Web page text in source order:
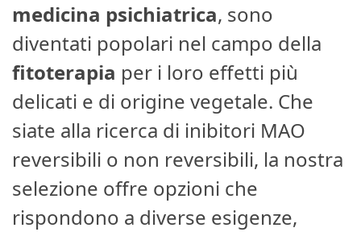
medicina psichiatrica, sono
diventati popolari nel campo della
fitoterapia per i loro effetti più
delicati e di origine vegetale. Che
siate alla ricerca di inibitori MAO
reversibili o non reversibili, la nostra
selezione offre opzioni che
rispondono a diverse esigenze,